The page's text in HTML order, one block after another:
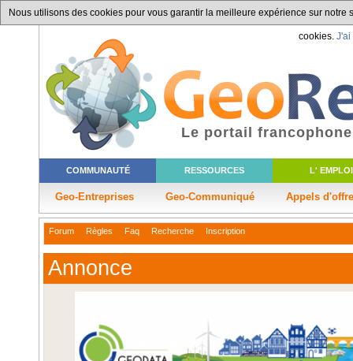
Nous utilisons des cookies pour vous garantir la meilleure expérience sur
cookies. J'ai
COMMUNAUTÉ RESSOURCES L' EMPLOI
Geo-Entreprises Geo-Communiqué Appels
Le portail
Forum Règles Faq Recherche Inscription
Annonce